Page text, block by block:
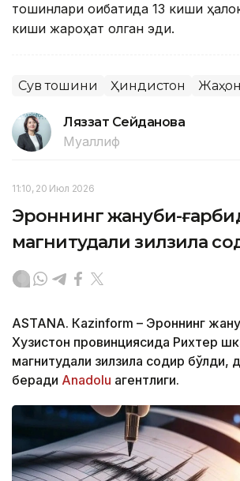
тошқинлари оқибатида 13 киши
киши жароҳат олган эди.
Сув тошқини Ҳиндистон
Ляззат Сейданова
Муаллиф
11:10, 20 Июл 2026
Эроннинг жануби-
магнитудали зилзила
ASTANА. Кazinform – Эроннинг
Хузистон провинциясида Рихтер
магнитудали зилзила содир бўлди,
беради Аnadolu агентлиги.